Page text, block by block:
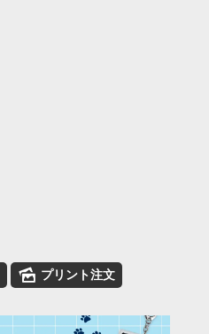
🌄 プリント注文